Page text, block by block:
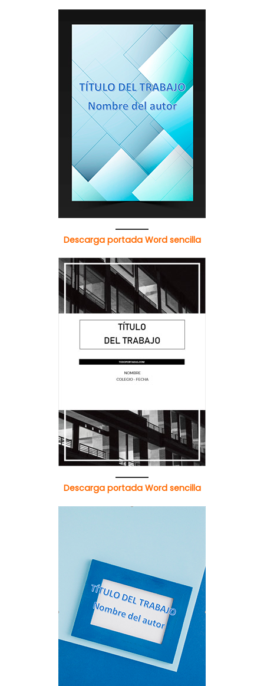
Descarga portada Word sencilla
Descarga portada Word sencilla